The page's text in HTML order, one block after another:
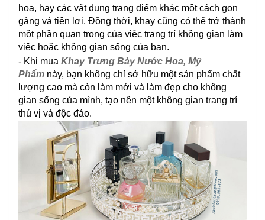
hoa, hay các vật dụng trang điểm khác một cách gọn
gàng và tiện lợi. Đồng thời, khay cũng có thể trở thành
một phần quan trọng của việc trang trí không gian làm
việc hoặc không gian sống của bạn.
- Khi mua Khay Trưng Bày Nước Hoa, Mỹ
Phẩm này, bạn không chỉ sở hữu một sản phẩm chất
lượng cao mà còn làm mới và làm đẹp cho không
gian sống của mình, tạo nên một không gian trang trí
thú vị và độc đáo.